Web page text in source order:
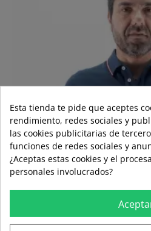
Esta tienda te pide que aceptes
rendimiento, redes sociales y
las cookies publicitarias de
funciones de redes sociales y
¿Aceptas estas cookies y el
personales involucrados?